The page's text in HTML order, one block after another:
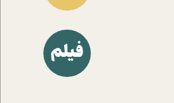
فیلم